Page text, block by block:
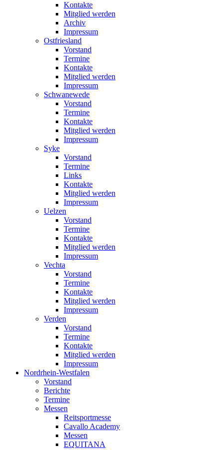
Kontakte
Mitglied werden
Archiv
Impressum
Ostfriesland
Vorstand
Termine
Kontakte
Mitglied werden
Impressum
Schwanewede
Vorstand
Termine
Kontakte
Mitglied werden
Impressum
Syke
Vorstand
Termine
Links
Kontakte
Mitglied werden
Impressum
Uelzen
Vorstand
Termine
Kontakte
Mitglied werden
Impressum
Vechta
Vorstand
Termine
Kontakte
Mitglied werden
Impressum
Verden
Vorstand
Termine
Kontakte
Mitglied werden
Impressum
Nordrhein-Westfalen
Vorstand
Berichte
Termine
Messen
Reitsportmesse
Cavallo Academy
Messen
EQUITANA